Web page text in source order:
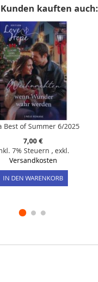
kauften auch:
Best of Summer 6/2025
7,00 €
7% Steuern , exkl.
Versandkosten
IN DEN WARENKORB